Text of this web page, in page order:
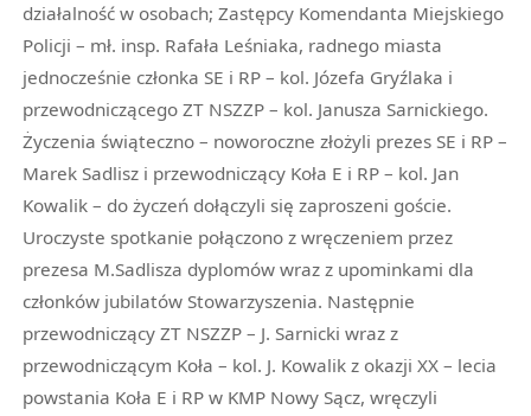
działalność w osobach; Zastępcy Komendanta Miejskiego
Policji – mł. insp. Rafała Leśniaka, radnego miasta
jednocześnie członka SE i RP – kol. Józefa Gryźlaka i
przewodniczącego ZT NSZZP – kol. Janusza Sarnickiego.
Życzenia świąteczno – noworoczne złożyli prezes SE i RP –
Marek Sadlisz i przewodniczący Koła E i RP – kol. Jan
Kowalik – do życzeń dołączyli się zaproszeni goście.
Uroczyste spotkanie połączono z wręczeniem przez
prezesa M.Sadlisza dyplomów wraz z upominkami dla
członków jubilatów Stowarzyszenia. Następnie
przewodniczący ZT NSZZP – J. Sarnicki wraz z
przewodniczącym Koła – kol. J. Kowalik z okazji XX – lecia
powstania Koła E i RP w KMP Nowy Sącz, wręczyli